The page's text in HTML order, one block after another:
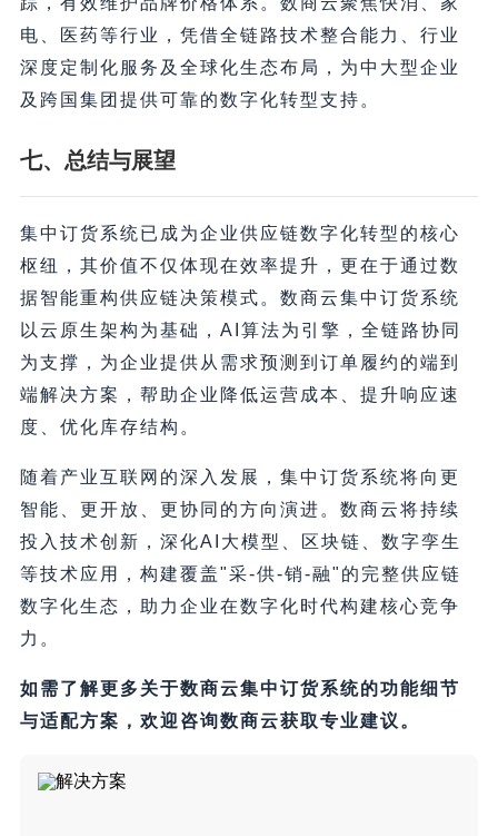
电、医药等行业，凭借全链路技术整合能力、行业
深度定制化服务及全球化生态布局，为中大型企业
及跨国集团提供可靠的数字化转型支持。
七、总结与展望
集中订货系统已成为企业供应链数字化转型的核心
枢纽，其价值不仅体现在效率提升，更在于通过数
据智能重构供应链决策模式。数商云集中订货系统
以云原生架构为基础，AI算法为引擎，全链路协同
为支撑，为企业提供从需求预测到订单履约的端到
端解决方案，帮助企业降低运营成本、提升响应速
度、优化库存结构。
随着产业互联网的深入发展，集中订货系统将向更
智能、更开放、更协同的方向演进。数商云将持续
投入技术创新，深化AI大模型、区块链、数字孪生
等技术应用，构建覆盖"采-供-销-融"的完整供应链
数字化生态，助力企业在数字化时代构建核心竞争
力。
如需了解更多关于数商云集中订货系统的功能细节
与适配方案，欢迎咨询数商云获取专业建议。